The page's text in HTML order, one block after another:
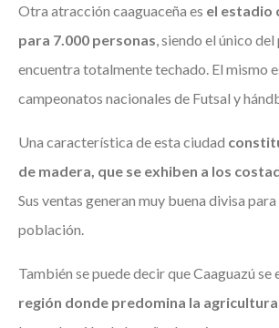
Otra atracción caaguaceña es el estadio
para 7.000 personas, siendo el único del
encuentra totalmente techado. El mismo
campeonatos nacionales de Futsal y
Una característica de esta ciudad
de madera, que se exhiben a los
Sus ventas generan muy buena divisa
población.
También se puede decir que Caaguazú se
región donde predomina la